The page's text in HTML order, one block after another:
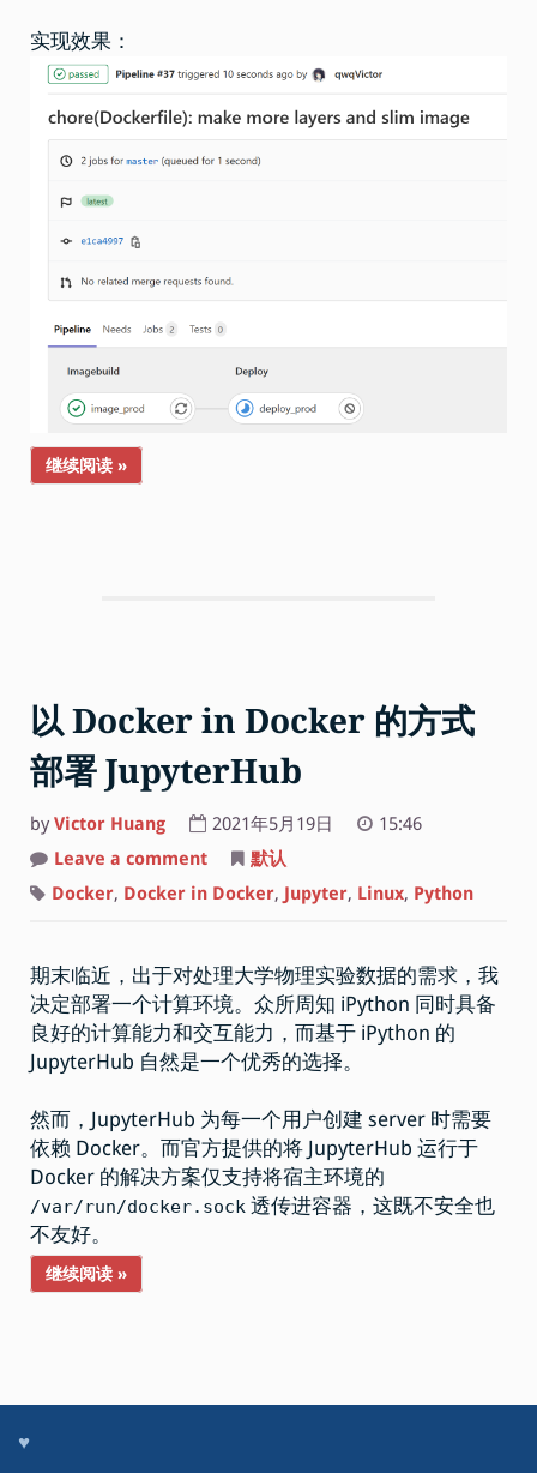
实现效果：
继续阅读 »
以 Docker in Docker 的方式
部署 JupyterHub
by Victor Huang 2021年5月19日
15:46
Leave a commenton
Docker
式
部
署
JupyterHub
默认
Docker, Docker in Docker, Jupyter, Linux, Python
期末临近，出于对处理大学物理实验数据的需求，我
决定部署一个计算环境。众所周知 iPython 同时具备
良好的计算能力和交互能力，而基于 iPython 的
JupyterHub 自然是一个优秀的选择。
然而，JupyterHub 为每一个用户创建 server 时需要
依赖 Docker。而官方提供的将 JupyterHub 运行于
Docker 的解决方案仅支持将宿主环境的
/var/run/docker. sock 透传进容器，这既不安全也
不友好。
继续阅读 »
♥